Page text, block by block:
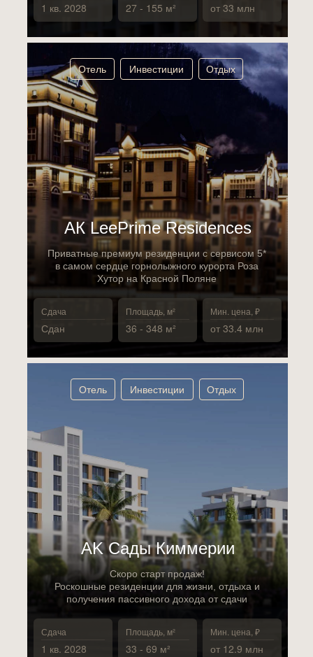
от 12.9 млн
Мин. цена, ₽
33 - 69 м²
Площадь, м²
1 кв. 2028
Сдача
Скоро старт продаж!
Роскошные резиденции для жизни, отдыха и
получения пассивного дохода от сдачи
АK Сады Киммерии
Отдых
Инвестиции
Отель
от 33.4 млн
Мин. цена, ₽
36 - 348 м²
Площадь, м²
Сдан
Сдача
Приватные премиум резиденции с сервисом 5*
в самом сердце горнолыжного курорта Роза
Хутор на Красной Поляне
АК LeePrime Residences
Отдых
Инвестиции
Отель
от 33 млн
27 - 155 м²
1 кв. 2028